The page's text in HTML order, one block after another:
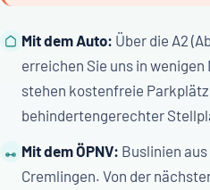
Mit dem Auto: Über die A2
erreichen Sie uns in
stehen kostenfreie
behindertengerechter
Mit dem ÖPNV: Buslinien
Cremlingen. Von der